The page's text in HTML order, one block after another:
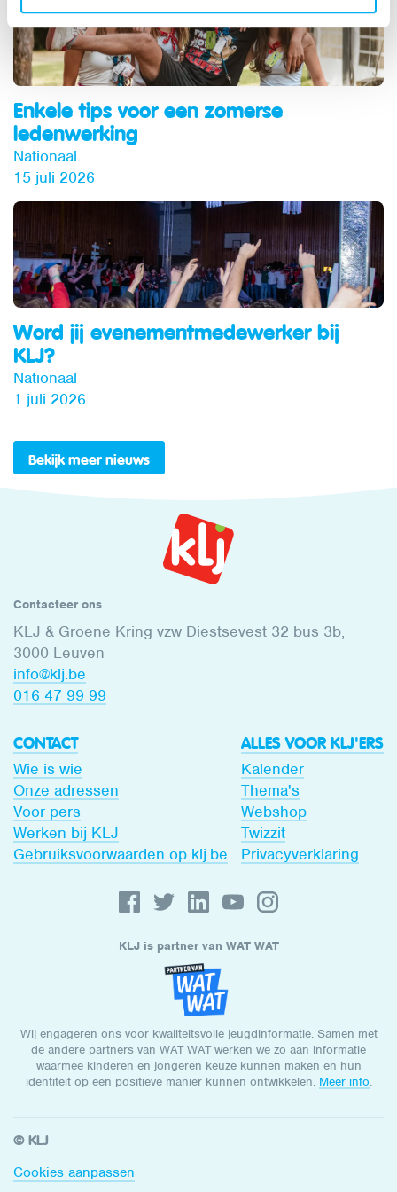
Enkele tips voor een zomerse
ledenwerking
Nationaal
15 juli 2026
Word jij evenementmedewerker bij
KLJ?
Nationaal
1 juli 2026
Bekijk meer nieuws
Contacteer ons
KLJ & Groene Kring vzw Diestsevest 32 bus 3b,
3000 Leuven
info@klj.be​
016 47 99 99
CONTACT
Wie is wie
Onze adressen
Voor pers
Werken bij KLJ
Gebruiksvoorwaarden op klj.be
ALLES VOOR KLJ'ERS
Kalender
Thema's
Webshop
Twizzit
Privacyverklaring
KLJ is partner van WAT WAT
Wij engageren ons voor kwaliteitsvolle jeugdinformatie. Samen met
de andere partners van WAT WAT werken we zo aan informatie
waarmee kinderen en jongeren keuze kunnen maken en hun
identiteit op een positieve manier kunnen ontwikkelen. Meer info.
© KLJ
Cookies aanpassen